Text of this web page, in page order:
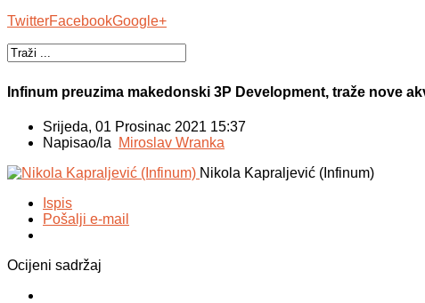
TwitterFacebookGoogle+
Infinum preuzima makedonski 3P Development, traže nove
Srijeda, 01 Prosinac 2021 15:37
Napisao/la Miroslav Wranka
Nikola Kapraljević (Infinum)
Ispis
Pošalji e-mail
Ocijeni sadržaj